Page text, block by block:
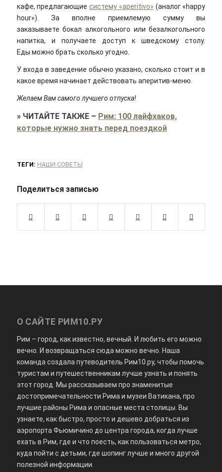
кафе, предлагающиесистему «aperitivo» (аналог «happy
hour»). За вполне приемлемую сумму вы
заказываете бокал алкогольного или безалкогольного
напитка, и получаете доступ к шведскому столу.
Еды можно брать сколько угодно.
У входа в заведение обычно указано, сколько стоит и в
какое время начинает действовать аперитив-меню.
Желаем Вам самого лучшего отпуска!
» ЧИТАЙТЕ ТАКЖЕ– Рим: 100 лайфхаков,
которые нужно знать перед поездкой
ТЕГИ: НАШИ СОВЕТЫ
Поделиться записью
О САЙТЕ РИМ10.РУ
Рим – город, как известно, вечный. И любить его можно
вечно. И возвращаться сюда можно вечно. Наша
команда создала путеводитель Рим10.ру, чтобы помочь
туристам и путешественникам лучше узнать и понять
этот город. Мы рассказываем про знаменитые
достопримечательности Рима и музеи Ватикана, про
лучшие районы Рима и опасные места столицы. Вы
узнаете, как быстро, просто и дешево добраться из
аэропорта Фьюмичино до центра города, когда лучше
ехать в Рим, где и что поесть, как пользоваться метро,
куда пойти с детьми, где шопинг лучше и много другой
полезной информации.